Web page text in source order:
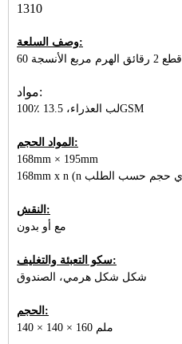
1310
وصف السلعة:
60 قطع 2 رقائق الهرم مربع الأنسجة
مواد:
100٪ لب العذراء، 13.5GSM
المواد الحجم:
168mm × 195mm
النقش:
مع أو بدون
سكو التعبئة والتغليف:
شكل شكل هرمي، الصندوق
الحجم:
140 × 140 × 160 ملم